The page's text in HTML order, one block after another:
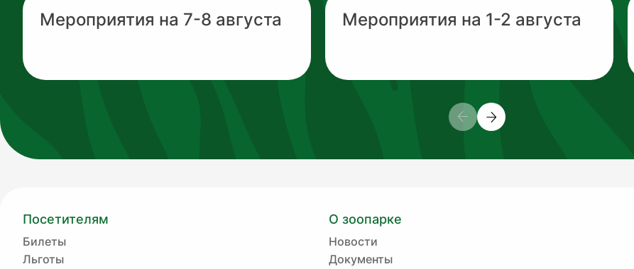
Мероприятия на 7-8 августа Мероприятия на 1-2 августа
Посетителям
Билеты
Льготы
О зоопарке
Новости
Документы